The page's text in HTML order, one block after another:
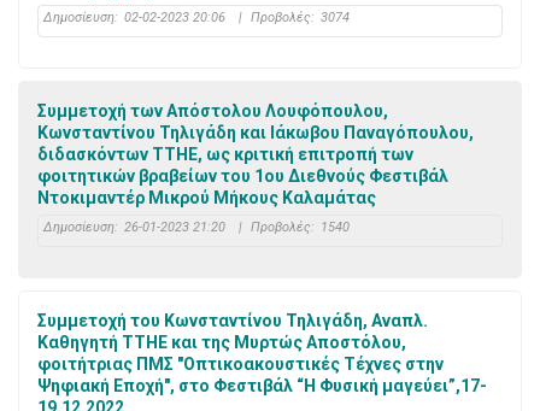
Δημοσίευση: 02-02-2023 20:06 | Προβολές: 3074
Συμμετοχή των Απόστολου Λουφόπουλου,
Κωνσταντίνου Τηλιγάδη και Ιάκωβου Παναγόπουλου,
διδασκόντων ΤΤΗΕ, ως κριτική επιτροπή των
φοιτητικών βραβείων του 1ου Διεθνούς Φεστιβάλ
Ντοκιμαντέρ Μικρού Μήκους Καλαμάτας
Δημοσίευση: 26-01-2023 21:20 | Προβολές: 1540
Συμμετοχή του Κωνσταντίνου Τηλιγάδη, Αναπλ.
Καθηγητή ΤΤΗΕ και της Μυρτώς Αποστόλου,
φοιτήτριας ΠΜΣ "Οπτικοακουστικές Τέχνες στην
Ψηφιακή Εποχή", στο Φεστιβάλ “Η Φυσική μαγεύει”,17-